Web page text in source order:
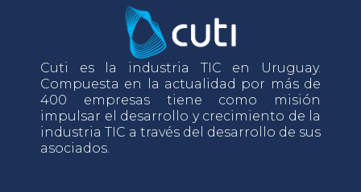
Cuti es la industria TIC en Uruguay.
Compuesta en la actualidad por más de
400 empresas tiene como misión
impulsar el desarrollo y crecimiento de la
industria TIC a través del desarrollo de sus
asociados.